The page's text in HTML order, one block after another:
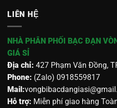
LIÊN HỆ
NHÀ PHÂN PHỐI BẠC ĐẠN
GIÁ SỈ
Địa chỉ: 427 Phạm Văn Đồng,
Phone: (Zalo) 0918559817
Mail:
Hỗ trợ: Miễn phí giao hàng